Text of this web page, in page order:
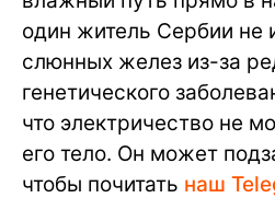
один житель Сербии не
слюнных желез из-за
генетического
что электричество не
его тело. Он может
чтобы почитать наш